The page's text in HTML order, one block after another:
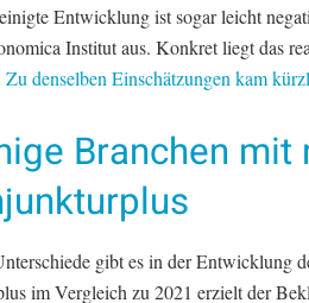
Entwicklung ist sogar leicht
Institut aus. Konkret liegt das
Zu denselben Einschätzungen kam
Branchen mit
gibt es in der Entwicklung
im Vergleich zu 2021 erzielt der